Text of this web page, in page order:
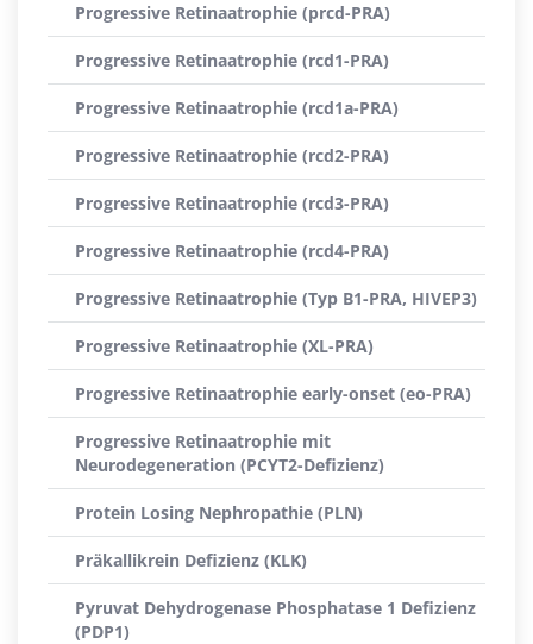
Progressive Retinaatrophie (prcd-PRA)
Progressive Retinaatrophie (rcd1-PRA)
Progressive Retinaatrophie (rcd1a-PRA)
Progressive Retinaatrophie (rcd2-PRA)
Progressive Retinaatrophie (rcd3-PRA)
Progressive Retinaatrophie (rcd4-PRA)
Progressive Retinaatrophie (Typ B1-PRA, HIVEP3)
Progressive Retinaatrophie (XL-PRA)
Progressive Retinaatrophie early-onset (eo-PRA)
Progressive Retinaatrophie mit
Neurodegeneration (PCYT2-Defizienz)
Protein Losing Nephropathie (PLN)
Präkallikrein Defizienz (KLK)
Pyruvat Dehydrogenase Phosphatase 1 Defizienz
(PDP1)